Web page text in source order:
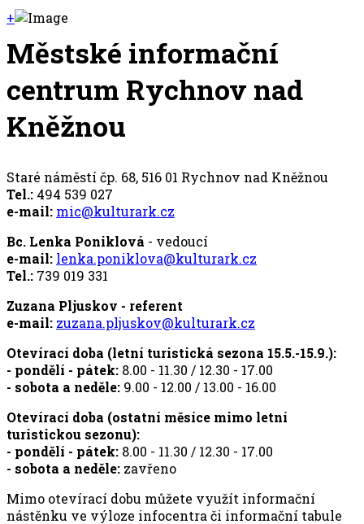
+
Městské informační
centrum Rychnov nad
Kněžnou
Staré náměstí čp. 68, 516 01 Rychnov nad Kněžnou
Tel.: 494 539 027
e-mail: mic@kulturark.cz
Bc. Lenka Poniklová - vedoucí
e-mail: lenka.poniklova@kulturark.cz
Tel.: 739 019 331
Zuzana Pljuskov - referent
e-mail: zuzana.pljuskov@kulturark.cz
Otevírací doba (letní turistická sezona 15.5.-15.9.):
- pondělí - pátek: 8.00 - 11.30 / 12.30 - 17.00
- sobota a neděle: 9.00 - 12.00 / 13.00 - 16.00
Otevírací doba (ostatní měsíce mimo letní
turistickou sezonu):
- pondělí - pátek: 8.00 - 11.30 / 12.30 - 17.00
- sobota a neděle: zavřeno
Mimo otevírací dobu můžete využít informační
nástěnku ve výloze infocentra či informační tabule